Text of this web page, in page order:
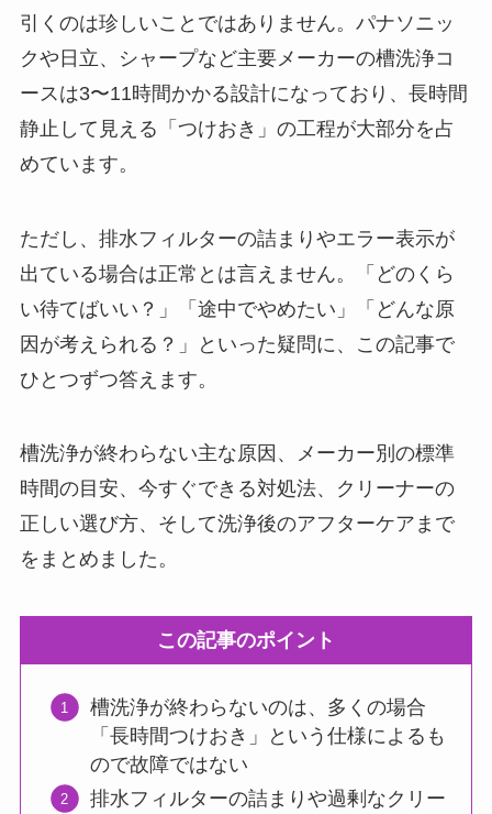
引くのは珍しいことではありません。パナソニッ
クや日立、シャープなど主要メーカーの槽洗浄コ
ースは3〜11時間かかる設計になっており、長時間
静止して見える「つけおき」の工程が大部分を占
めています。
ただし、排水フィルターの詰まりやエラー表示が
出ている場合は正常とは言えません。「どのくら
い待てばいい？」「途中でやめたい」「どんな原
因が考えられる？」といった疑問に、この記事で
ひとつずつ答えます。
槽洗浄が終わらない主な原因、メーカー別の標準
時間の目安、今すぐできる対処法、クリーナーの
正しい選び方、そして洗浄後のアフターケアまで
をまとめました。
この記事のポイント
槽洗浄が終わらないのは、多くの場合
「長時間つけおき」という仕様によるも
ので故障ではない
排水フィルターの詰まりや過剰なクリー